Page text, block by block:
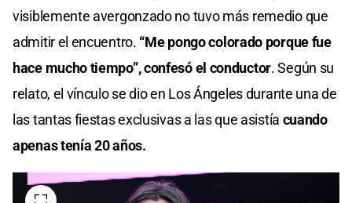
visiblemente avergonzado no tuvo más remedio que
admitir el encuentro. “Me pongo colorado porque fue
hace mucho tiempo”, confesó el conductor. Según su
relato, el vínculo se dio en Los Ángeles durante una de
las tantas fiestas exclusivas a las que asistía cuando
apenas tenía 20 años.